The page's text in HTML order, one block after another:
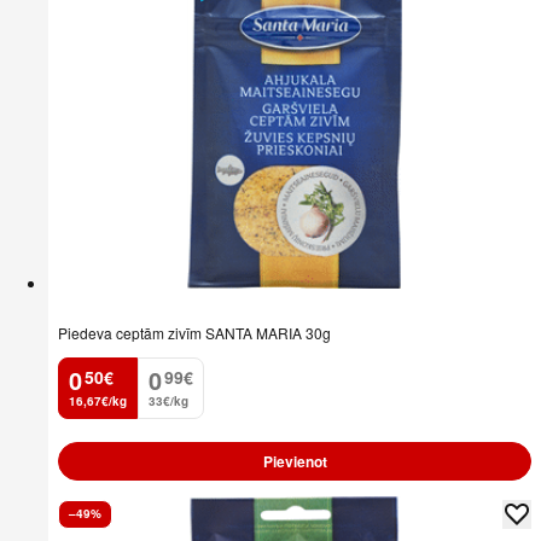
Piedeva ceptām zivīm SANTA MARIA 30g
0
. 50€
16,67€/kg
0
. 99€
33€/kg
Pievienot
–49%